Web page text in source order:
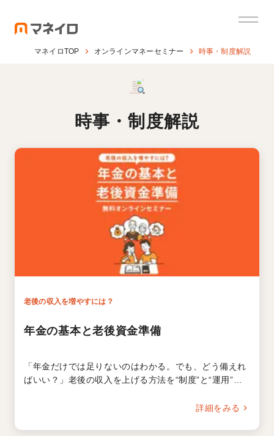
マネイロTOP オンラインマネーセミナー 時事・制度解説
時事・制度解説
老後の収入を増やすには？
年金の基本と老後資金準備
「年金だけでは足りないのはわかる。でも、どう備えれ
ばいい？」老後の収入を上げる方法を“制度”と“運用”の
齢年金などの制度のメリットと落とし穴を知っておきま
詳細をみる